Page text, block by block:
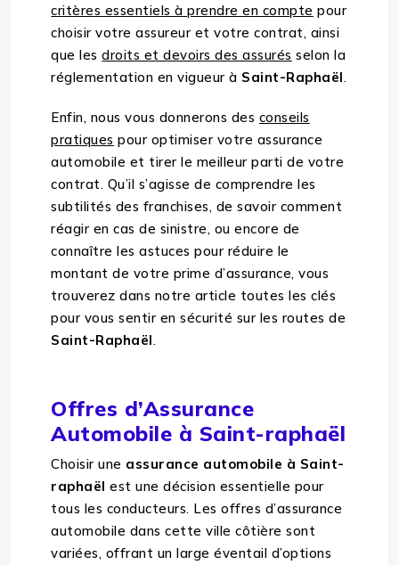
critères essentiels à prendre en compte pour
choisir votre assureur et votre contrat, ainsi
que lesdroits et devoirs des assurés selon la
réglementation en vigueur à Saint-Raphaël.
Enfin, nous vous donnerons des conseils
pratiques pour optimiser votre assurance
automobile et tirer le meilleur parti de votre
contrat. Qu’il s’agisse de comprendre les
subtilités des franchises, de savoir comment
réagir en cas de sinistre, ou encore de
connaître les astuces pour réduire le
montant de votre prime d’assurance, vous
trouverez dans notre article toutes les clés
pour vous sentir en sécurité sur les routes de
Saint-Raphaël.
Offres d’Assurance
Automobile à Saint-raphaël
Choisir une assurance automobile à Saint-
raphaël est une décision essentielle pour
tous les conducteurs. Les offres d’assurance
automobile dans cette ville côtière sont
variées, offrant un large éventail d’options